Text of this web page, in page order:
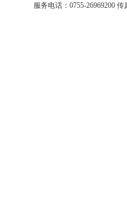
服务电话：0755-26969200 传